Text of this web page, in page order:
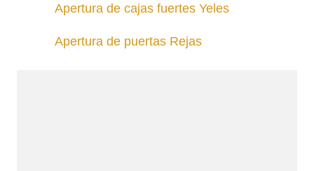
Apertura de cajas fuertes Yeles
Apertura de puertas Rejas